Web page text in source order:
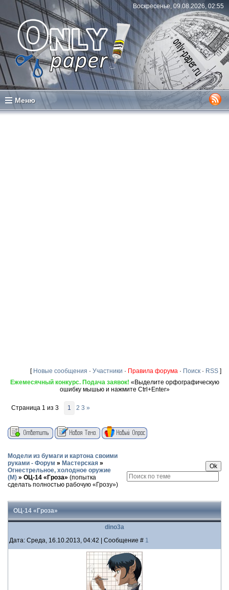
Воскресенье, 09.08.2026, 02:55
Меню
[ Новые сообщения · Участники · Правила форума · Поиск · RSS ]
Ежемесячный конкурс. Подача заявок! «Выделите орфографическую
ошибку мышью и нажмите Ctrl+Enter»
Страница 1 из 3 1 2 3 »
Модели из бумаги и картона своими
руками - Форум » Мастерская »
Огнестрельное, холодное оружие
(М) » ОЦ-14 «Гроза» (попытка
сделать полностью рабочую «Грозу»)
ОЦ-14 «Гроза»
dino3a
Дата: Среда, 16.10.2013, 04:42 | Сообщение # 1